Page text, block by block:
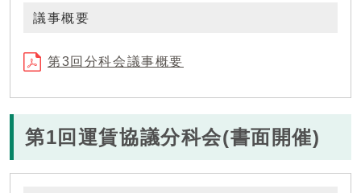
議事概要
第3回分科会議事概要
第1回運賃協議分科会(書面開催)